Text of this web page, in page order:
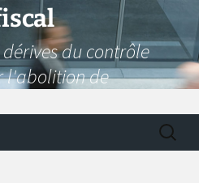
du contrôle
l'abolition de